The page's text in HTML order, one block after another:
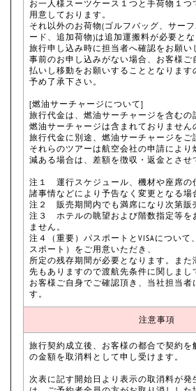
お一人様スーツケース１つと手荷物１つ
用意しております。
それ以外のお荷物(ゴルフバッグ、サー
ード、追加荷物)は追加運搬料が必要と
旅行申し込み時に担当者へ確認をお願い
事前のお申し込みがない場合、お客様ご
払いし移動をお願いすることとなります
予め了承下さい。
[燃油サーチャージについて]
旅行代金は、燃油サーチャージを含むの
燃油サーチャージは含まれておりません
旅行代金に別途、燃油サーチャージをご
それらのツアーは航空会社の申請により
減ある場合は、差額を徴収・返金とさせ
注１ 運行スケジュール、機材や座席の
諸事情などにより予告なく変更となる場
注２ 販売期間内でも満席になり次第販
注３ ホテルの眺望および階数指定等を
ません。
注４（重要）パスポートとVISAについて
スポート）をご用意いただき、
所定の残存期間が必要となります。また
先もありますので渡航先条件に関しまし
お客様ご自身でご確認頂き、当社担当者
す。
注意事項
旅行契約成立後、お客様の都合で契約を
の金額を取消料として申し受けます。
次表に記す開始日より表示の取消料が発